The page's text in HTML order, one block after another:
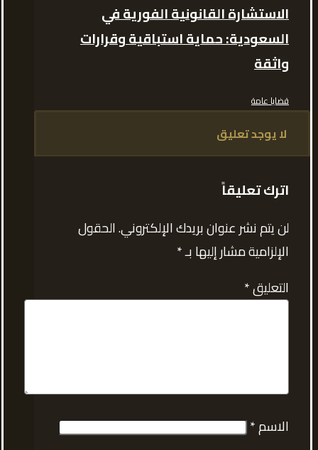
الاستشارة القانونية الفورية في
السعودية: حماية استباقية وقرارات
واثقة
قضايا عامة
لا يوجد تعليق
اترك تعليقاً
لن يتم نشر عنوان بريدك الإلكتروني.الحقول
الإلزامية مشار إليها بـ*
التعليق*
الاسم*